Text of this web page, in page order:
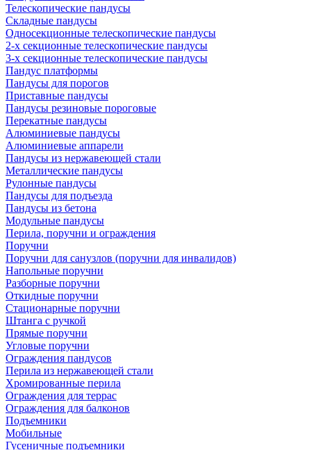
Телескопические пандусы
Складные пандусы
Односекционные телескопические пандусы
2-х секционные телескопические пандусы
3-х секционные телескопические пандусы
Пандус платформы
Пандусы для порогов
Приставные пандусы
Пандусы резиновые пороговые
Перекатные пандусы
Алюминиевые пандусы
Алюминиевые аппарели
Пандусы из нержавеющей стали
Металлические пандусы
Рулонные пандусы
Пандусы для подъезда
Пандусы из бетона
Модульные пандусы
Перила, поручни и ограждения
Поручни
Поручни для санузлов (поручни для инвалидов)
Напольные поручни
Разборные поручни
Откидные поручни
Стационарные поручни
Штанга с ручкой
Прямые поручни
Угловые поручни
Ограждения пандусов
Перила из нержавеющей стали
Хромированные перила
Ограждения для террас
Ограждения для балконов
Подъемники
Мобильные
Гусеничные подъемники